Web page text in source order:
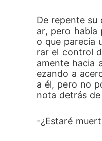
De repente su
ar, pero había
o que parecía
rar el control
amente hacia
ezando a
a él, pero no
nota detrás
-¿Estaré